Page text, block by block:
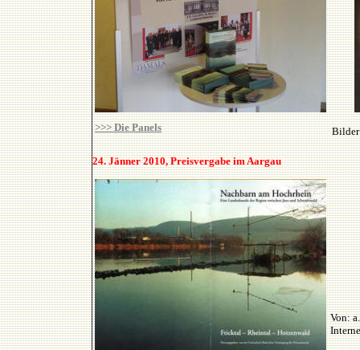
>>> Die Panels Bilder
24. Jänner 2010, Preisvergabe im Aargau
Von: